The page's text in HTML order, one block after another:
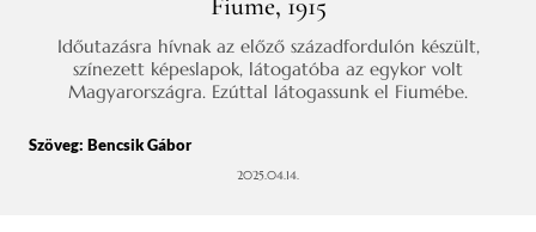
Időutazásra hívnak az előző századfordulón készült,
színezett képeslapok, látogatóba az egykor volt
Magyarországra. Ezúttal látogassunk el Fiumébe.
Szöveg: Bencsik Gábor
2025.04.14.